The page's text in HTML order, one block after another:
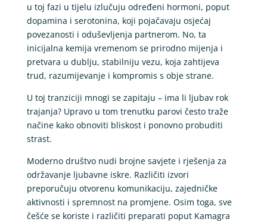
u toj fazi u tijelu izlučuju određeni hormoni, poput
dopamina i serotonina, koji pojačavaju osjećaj
povezanosti i oduševljenja partnerom. No, ta
inicijalna kemija vremenom se prirodno mijenja i
pretvara u dublju, stabilniju vezu, koja zahtijeva
trud, razumijevanje i kompromis s obje strane.
U toj tranziciji mnogi se zapitaju – ima li ljubav rok
trajanja? Upravo u tom trenutku parovi često traže
načine kako obnoviti bliskost i ponovno probuditi
strast.
Moderno društvo nudi brojne savjete i rješenja za
održavanje ljubavne iskre. Različiti izvori
preporučuju otvorenu komunikaciju, zajedničke
aktivnosti i spremnost na promjene. Osim toga, sve
češće se koriste i različiti preparati poput Kamagra